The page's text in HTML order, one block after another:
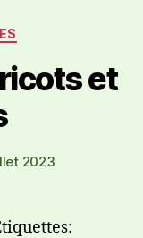
et
2023